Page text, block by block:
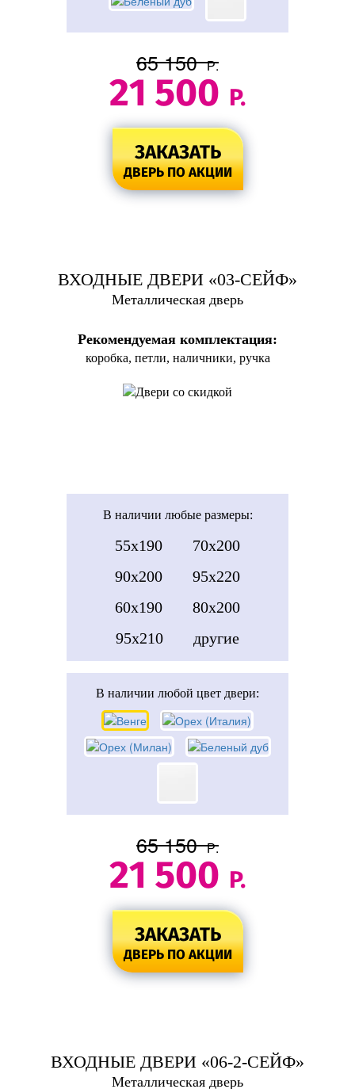
65 150 Р.
21 500 Р.
ЗАКАЗАТЬ
ДВЕРЬ ПО АКЦИИ
ВХОДНЫЕ ДВЕРИ «03-СЕЙФ»
Металлическая дверь
Рекомендуемая комплектация:
коробка, петли, наличники, ручка
В наличии любые размеры:
55x190
70x200
90x200
95x220
60x190
80x200
95x210
другие
В наличии любой цвет двери:
65 150 Р.
21 500 Р.
ЗАКАЗАТЬ
ДВЕРЬ ПО АКЦИИ
ВХОДНЫЕ ДВЕРИ «06-2-СЕЙФ»
Металлическая дверь